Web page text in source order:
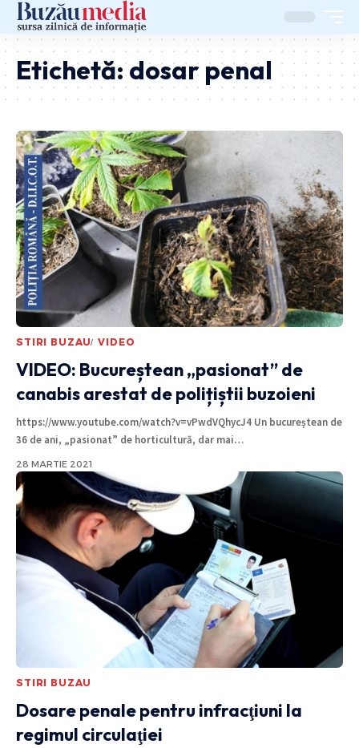
Etichetă:dosar penal
STIRI BUZAU VIDEO
VIDEO: Bucureștean „pasionat” de
canabis arestat de polițiștii buzoieni
https://www.youtube.com/watch?v=vPwdVQhycJ4 Un bucureștean de
36 de ani, „pasionat” de horticultură, dar mai…
28 MARTIE 2021
STIRI BUZAU
Dosare penale pentru infracţiuni la
regimul circulaţiei